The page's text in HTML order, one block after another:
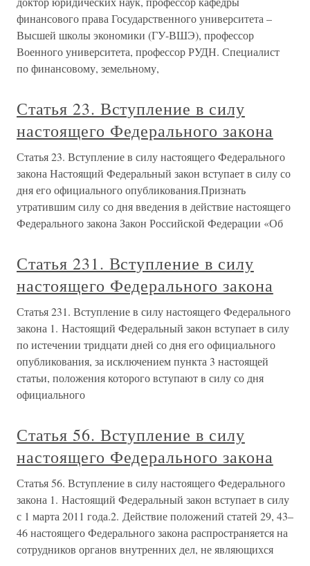
финансового права Государственного университета –
Высшей школы экономики (ГУ-ВШЭ), профессор
Военного университета, профессор РУДН. Специалист
по финансовому, земельному,
Статья 23. Вступление в силу
настоящего Федерального закона
Статья 23. Вступление в силу настоящего Федерального
закона Настоящий Федеральный закон вступает в силу со
дня его официального опубликования.Признать
утратившим силу со дня введения в действие настоящего
Федерального закона Закон Российской Федерации «Об
Статья 231. Вступление в силу
настоящего Федерального закона
Статья 231. Вступление в силу настоящего Федерального
закона 1. Настоящий Федеральный закон вступает в силу
по истечении тридцати дней со дня его официального
опубликования, за исключением пункта 3 настоящей
статьи, положения которого вступают в силу со дня
официального
Статья 56. Вступление в силу
настоящего Федерального закона
Статья 56. Вступление в силу настоящего Федерального
закона 1. Настоящий Федеральный закон вступает в силу
с 1 марта 2011 года.2. Действие положений статей 29, 43–
46 настоящего Федерального закона распространяется на
сотрудников органов внутренних дел, не являющихся